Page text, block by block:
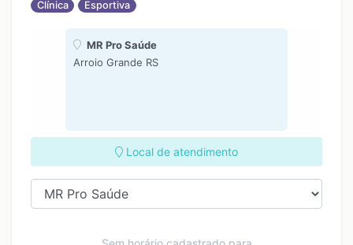
Clínica Esportiva
MR Pro Saúde
Arroio Grande RS
Local de atendimento